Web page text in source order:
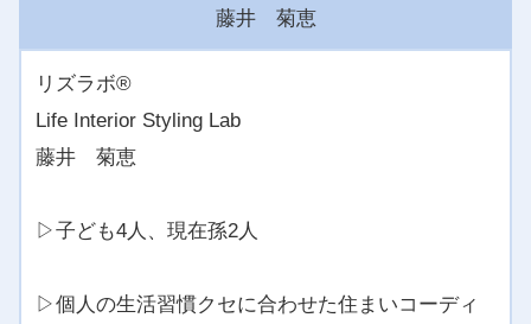
藤井 菊恵
リズラボ®️
Life Interior Styling Lab
藤井 菊恵
▷子ども4人、現在孫2人
▷個人の生活習慣クセに合わせた住まいコーディ